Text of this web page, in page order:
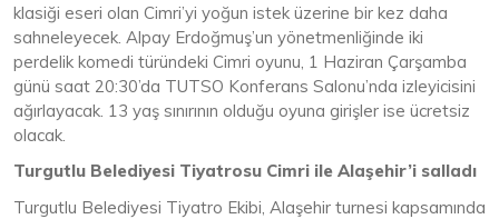
klasiği eseri olan Cimri’yi yoğun istek üzerine bir kez daha
sahneleyecek. Alpay Erdoğmuş’un yönetmenliğinde iki
perdelik komedi türündeki Cimri oyunu, 1 Haziran Çarşamba
günü saat 20:30’da TUTSO Konferans Salonu’nda izleyicisini
ağırlayacak. 13 yaş sınırının olduğu oyuna girişler ise ücretsiz
olacak.
Turgutlu Belediyesi Tiyatrosu Cimri ile Alaşehir’i salladı
Turgutlu Belediyesi Tiyatro Ekibi, Alaşehir turnesi kapsamında